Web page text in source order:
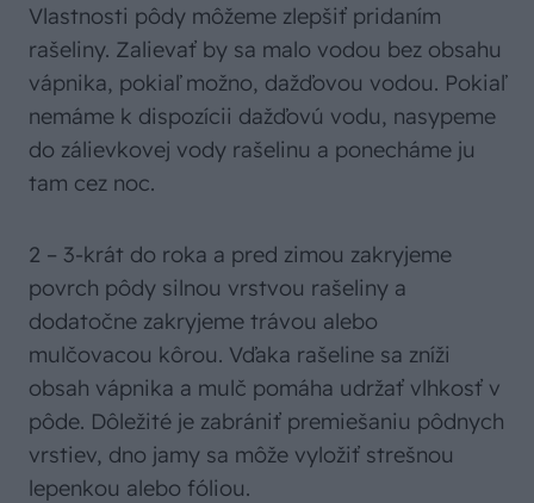
Vlastnosti pôdy môžeme zlepšiť pridaním
rašeliny. Zalievať by sa malo vodou bez obsahu
vápnika, pokiaľ možno, dažďovou vodou. Pokiaľ
nemáme k dispozícii dažďovú vodu, nasypeme
do zálievkovej vody rašelinu a ponecháme ju
tam cez noc.
2 – 3-krát do roka a pred zimou zakryjeme
povrch pôdy silnou vrstvou rašeliny a
dodatočne zakryjeme trávou alebo
mulčovacou kôrou. Vďaka rašeline sa zníži
obsah vápnika a mulč pomáha udržať vlhkosť v
pôde. Dôležité je zabrániť premiešaniu pôdnych
vrstiev, dno jamy sa môže vyložiť strešnou
lepenkou alebo fóliou.